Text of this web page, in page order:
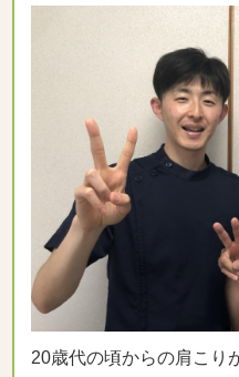
20歳代の頃からの肩こり